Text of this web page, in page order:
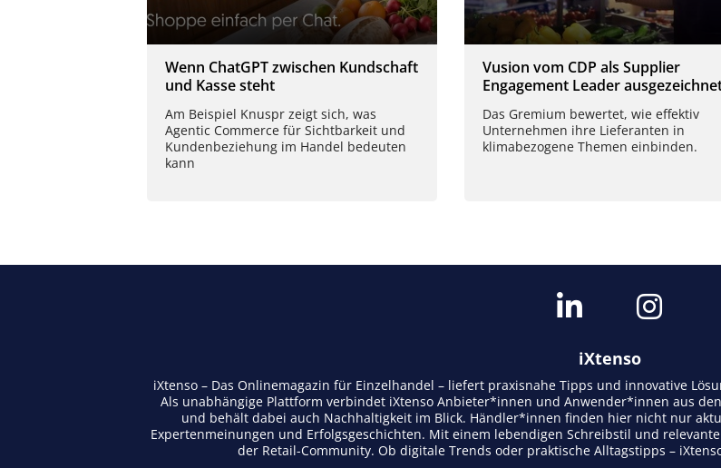
Wenn ChatGPT zwischen Kundschaft
und Kasse steht
Am Beispiel Knuspr zeigt sich, was
Agentic Commerce für Sichtbarkeit und
Kundenbeziehung im Handel bedeuten
kann
Vusion vom CDP als Supplier
Engagement Leader
Das Gremium bewertet, wie effektiv
Unternehmen ihre Lieferanten in
klimabezogene Themen einbinden.
iXtenso
iXtenso – Das Onlinemagazin für Einzelhandel – liefert praxisnahe Tipps und innovative
Als unabhängige Plattform verbindet iXtenso Anbieter*innen und Anwender*innen aus
und behält dabei auch Nachhaltigkeit im Blick. Händler*innen finden hier nicht nur
Expertenmeinungen und Erfolgsgeschichten. Mit einem lebendigen Schreibstil und
der Retail-Community. Ob digitale Trends oder praktische Alltagstipps –